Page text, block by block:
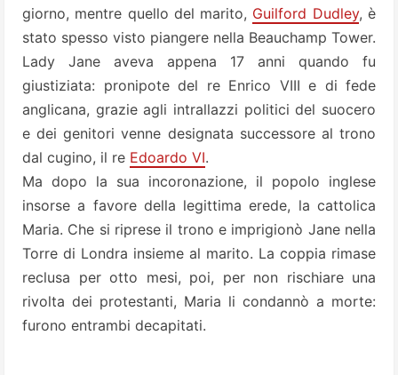
giorno, mentre quello del marito, Guilford Dudley, è
stato spesso visto piangere nella Beauchamp Tower.
Lady Jane aveva appena 17 anni quando fu
giustiziata: pronipote del re Enrico VIII e di fede
anglicana, grazie agli intrallazzi politici del suocero
e dei genitori venne designata successore al trono
dal cugino, il re Edoardo VI.
Ma dopo la sua incoronazione, il popolo inglese
insorse a favore della legittima erede, la cattolica
Maria. Che si riprese il trono e imprigionò Jane nella
Torre di Londra insieme al marito. La coppia rimase
reclusa per otto mesi, poi, per non rischiare una
rivolta dei protestanti, Maria li condannò a morte:
furono entrambi decapitati.